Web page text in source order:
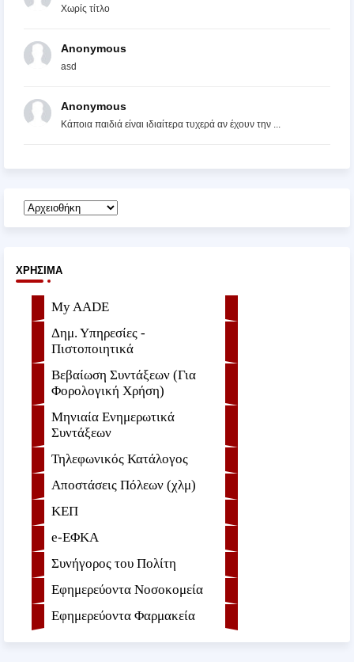
Χωρίς τίτλο
Anonymous
asd
Anonymous
Κάποια παιδιά είναι ιδιαίτερα τυχερά αν έχουν την ...
ΧΡΉΣΙΜΑ
My AADE
Δημ. Υπηρεσίες -
Πιστοποιητικά
Βεβαίωση Συντάξεων (Για
Φορολογική Χρήση)
Μηνιαία Ενημερωτικά
Συντάξεων
Τηλεφωνικός Κατάλογος
Αποστάσεις Πόλεων (χλμ)
ΚΕΠ
e-ΕΦKA
Συνήγορος του Πολίτη
Εφημερεύοντα Νοσοκομεία
Εφημερεύοντα Φαρμακεία